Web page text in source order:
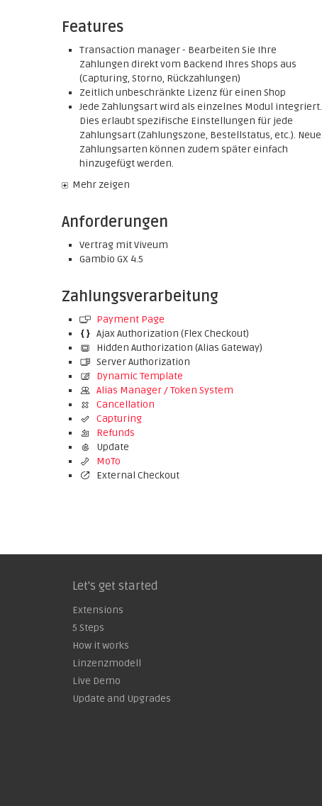
Features
Transaction manager - Bearbeiten Sie Ihre
Zahlungen direkt vom Backend Ihres Shops aus
(Capturing, Storno, Rückzahlungen)
Zeitlich unbeschränkte Lizenz für einen Shop
Jede Zahlungsart wird als einzelnes Modul integriert.
Dies erlaubt spezifische Einstellungen für jede
Zahlungsart (Zahlungszone, Bestellstatus, etc.). Neue
Zahlungsarten können zudem später einfach
hinzugefügt werden.
Mehr zeigen
Anforderungen
Vertrag mit Viveum
Gambio GX 4.5
Zahlungsverarbeitung
Payment Page
Ajax Authorization (Flex Checkout)
Hidden Authorization (Alias Gateway)
Server Authorization
Dynamic Template
Alias Manager / Token System
Cancellation
Capturing
Refunds
Update
MoTo
External Checkout
Let's get started
Extensions
5 Steps
How it works
Linzenzmodell
Live Demo
Update and Upgrades